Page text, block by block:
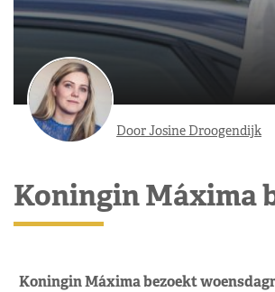
Door Josine Droogendijk
Koningin Máxima
Koningin Máxima bezoekt